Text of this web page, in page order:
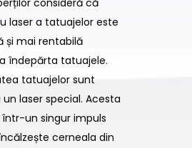
consideră că
laser a tatuajelor este
și mai rentabilă
îndepărta tatuajele.
tatuajelor sunt
laser special. Acesta
un singur impuls
cerneala din